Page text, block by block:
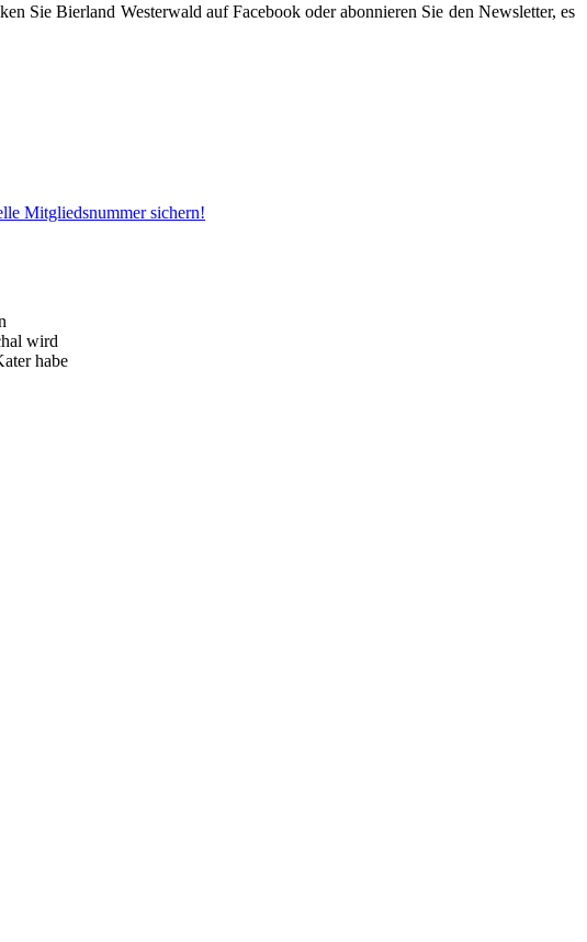
Sie Bierland Westerwald auf Facebook oder abonnieren Sie den Newsletter, es
Mitgliedsnummer sichern!
wird
habe